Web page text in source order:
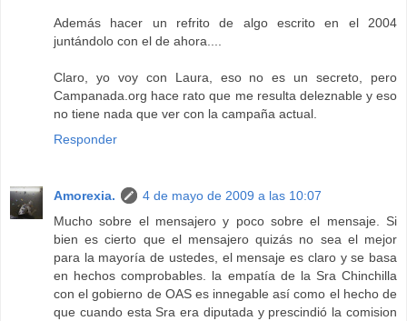
Además hacer un refrito de algo escrito en el 2004
juntándolo con el de ahora....
Claro, yo voy con Laura, eso no es un secreto, pero
Campanada.org hace rato que me resulta deleznable y eso
no tiene nada que ver con la campaña actual.
Responder
Amorexia.
4 de mayo de 2009 a las 10:07
Mucho sobre el mensajero y poco sobre el mensaje. Si
bien es cierto que el mensajero quizás no sea el mejor
para la mayoría de ustedes, el mensaje es claro y se basa
en hechos comprobables. la empatía de la Sra Chinchilla
con el gobierno de OAS es innegable así como el hecho de
que cuando esta Sra era diputada y prescindió la comision